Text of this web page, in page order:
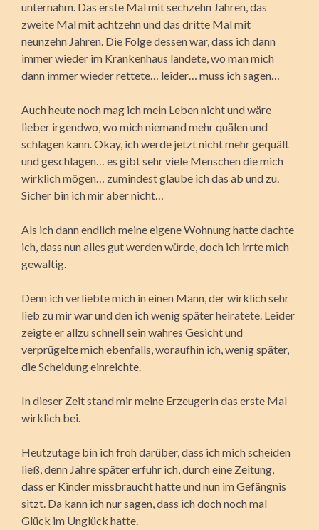
unternahm. Das erste Mal mit sechzehn Jahren, das
zweite Mal mit achtzehn und das dritte Mal mit
neunzehn Jahren. Die Folge dessen war, dass ich dann
immer wieder im Krankenhaus landete, wo man mich
dann immer wieder rettete… leider… muss ich sagen…
Auch heute noch mag ich mein Leben nicht und wäre
lieber irgendwo, wo mich niemand mehr quälen und
schlagen kann. Okay, ich werde jetzt nicht mehr gequält
und geschlagen… es gibt sehr viele Menschen die mich
wirklich mögen… zumindest glaube ich das ab und zu.
Sicher bin ich mir aber nicht…
Als ich dann endlich meine eigene Wohnung hatte dachte
ich, dass nun alles gut werden würde, doch ich irrte mich
gewaltig.
Denn ich verliebte mich in einen Mann, der wirklich sehr
lieb zu mir war und den ich wenig später heiratete. Leider
zeigte er allzu schnell sein wahres Gesicht und
verprügelte mich ebenfalls, woraufhin ich, wenig später,
die Scheidung einreichte.
In dieser Zeit stand mir meine Erzeugerin das erste Mal
wirklich bei.
Heutzutage bin ich froh darüber, dass ich mich scheiden
ließ, denn Jahre später erfuhr ich, durch eine Zeitung,
dass er Kinder missbraucht hatte und nun im Gefängnis
sitzt. Da kann ich nur sagen, dass ich doch noch mal
Glück im Unglück hatte.